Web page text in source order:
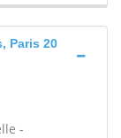
Paris 20
-